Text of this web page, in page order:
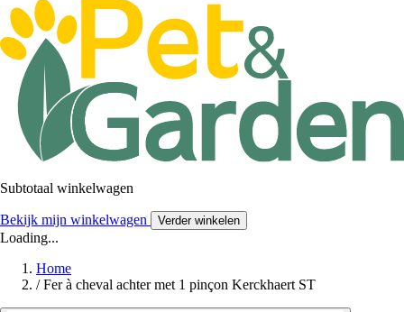
Subtotaal winkelwagen
Bekijk mijn winkelwagen Verder winkelen
Loading...
Home
/ Fer à cheval achter met 1 pinçon Kerckhaert ST